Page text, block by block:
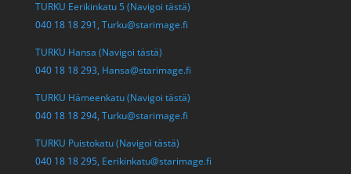
TURKU Eerikinkatu 5 (Navigoi tästä)
040 18 18 291, Turku@starimage.fi
TURKU Hansa (Navigoi tästä)
040 18 18 293, Hansa@starimage.fi
TURKU Hämeenkatu (Navigoi tästä)
040 18 18 294, Turku@starimage.fi
TURKU Puistokatu (Navigoi tästä)
040 18 18 295, Eerikinkatu@starimage.fi